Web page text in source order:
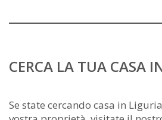
CERCA LA TUA CASA
Se state cercando casa in